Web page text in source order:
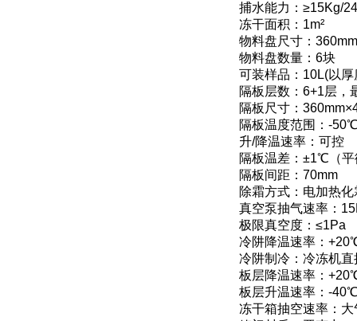
捕水能力：≥15Kg/
冻干面积：1m²
物料盘尺寸：
物料盘数量：6块
可装样品：10L(以
隔板层数：6+1层，
隔板尺寸：
隔板温度范围：-
升/降温速率：可控
隔板温差：±1℃（平
隔板间距：70mm
除霜方式：电加热化
真空泵抽气速率：
极限真空度：≤1Pa
冷阱降温速率：
冷阱制冷：冷冻机直
板层降温速率：
板层升温速率：-
冻干箱抽空速率：